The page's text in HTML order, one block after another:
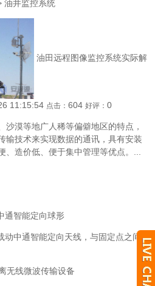
油井监控系统
油田远程图像监控系统实际解
11:15:54 点击： 604 好评： 0
沙漠等地广人稀等偏僻地区的特点，
输技术来实现数据的通讯，具有安装
、造价低、便于集中管理等优点。...
通智能定向球形
动中通智能定向天线，与固定点之间
无线微波传输设备